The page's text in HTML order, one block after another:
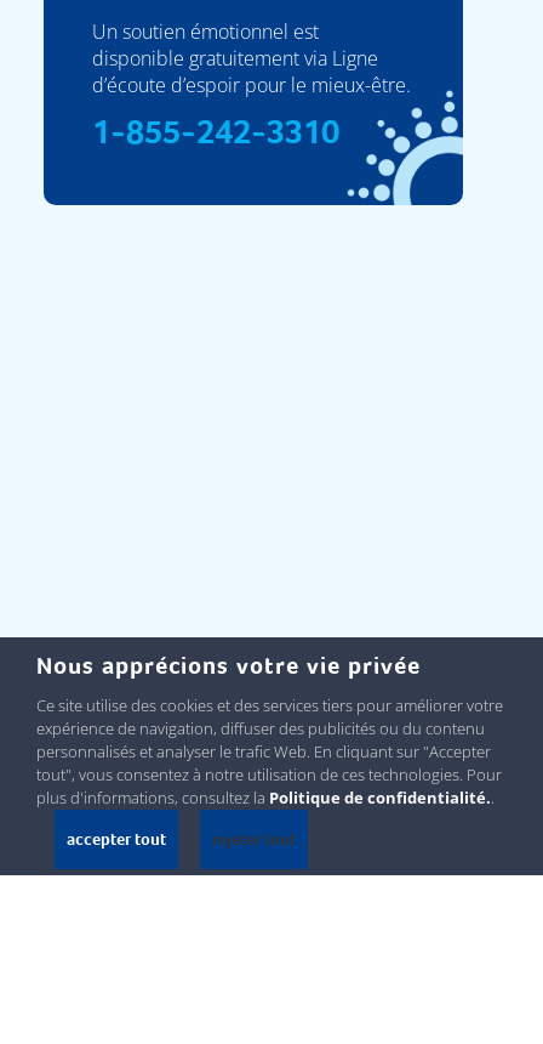
Un soutien émotionnel est
disponible gratuitement via Ligne
d’écoute d’espoir pour le mieux-être.
1-855-242-3310
Nous apprécions votre vie privée
Ce site utilise des cookies et des services tiers pour améliorer votre
expérience de navigation, diffuser des publicités ou du contenu
personnalisés et analyser le trafic Web. En cliquant sur "Accepter
tout", vous consentez à notre utilisation de ces technologies. Pour
plus d'informations, consultez la Politique de confidentialité..
accepter tout rejeter tout